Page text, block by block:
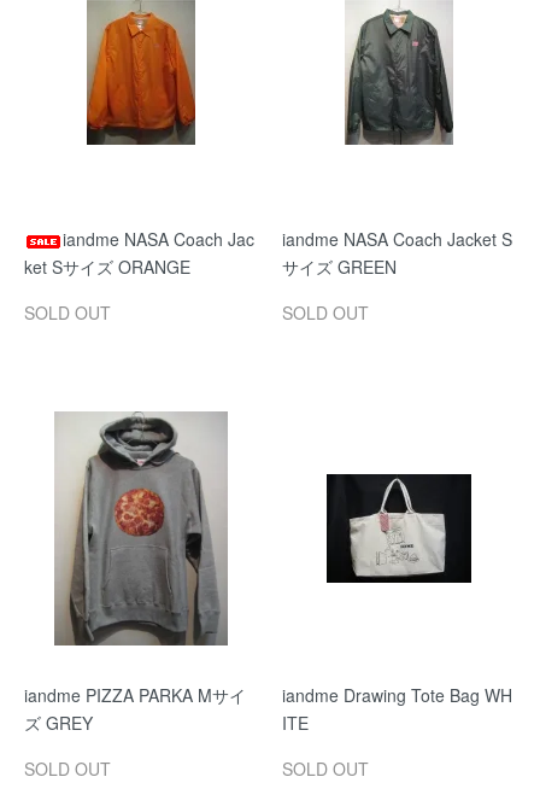
iandme NASA Coach Jac
ket Sサイズ ORANGE
SOLD OUT
iandme NASA Coach Jacket S
サイズ GREEN
SOLD OUT
iandme PIZZA PARKA Mサイ
ズ GREY
SOLD OUT
iandme Drawing Tote Bag WH
ITE
SOLD OUT